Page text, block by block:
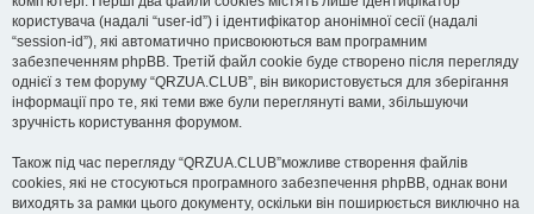
користувача (надалі “user-id”) і ідентифікатор анонімної сесії (надалі
“session-id”), які автоматично присвоюються вам програмним
забезпеченням phpBB. Третій файл cookie буде створено після перегляду
однієї з тем форуму “QRZUA.CLUB”, він використовується для зберігання
інформації про те, які теми вже були переглянуті вами, збільшуючи
зручність користування форумом.
Також під час перегляду “QRZUA.CLUB”можливе створення файлів
cookies, які не стосуються програмного забезпечення phpBB, однак вони
виходять за рамки цього документу, оскільки він поширюється виключно на